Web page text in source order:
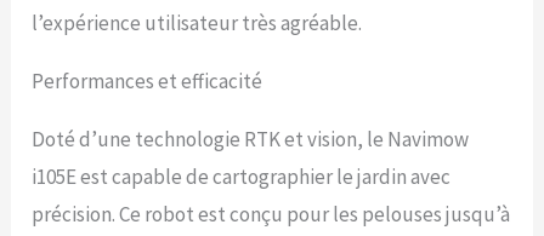
votre jardin. De plus, grâce
révolutionnaire Assist
Navimow robot tondeuse
détecte les bords libres de
votre pelouse lors de la
l’expérience utilisateur très agréable.
Performances et efficacité
Doté d’une technologie RTK et vision, le Navimow
i105E est capable de cartographier le jardin avec
précision. Ce robot est conçu pour les pelouses jusqu’à